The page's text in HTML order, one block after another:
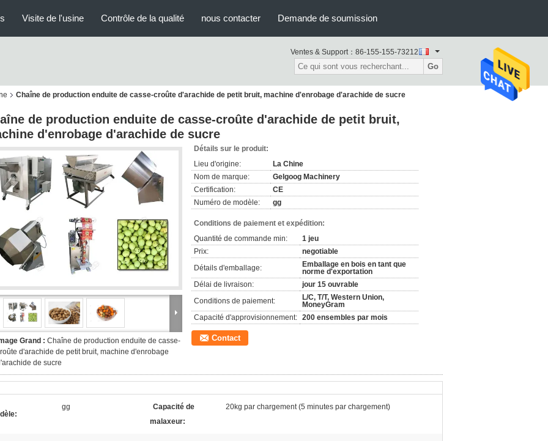
Visite de l'usine Contrôle de la qualité nous contacter Demande de soumission
Ventes & Support： 86-155-155-73212
Go
Chaîne de production enduite de casse-croûte d'arachide de petit bruit, machine d'enrobage d'arachide de sucre
de production enduite de casse-croûte d'arachide de petit bruit,
d'enrobage d'arachide de sucre
Grand : Chaîne de production enduite de casse-
d'arachide de petit bruit, machine d'enrobage
de sucre
Détails sur le produit:
Lieu d'origine:
La Chine
Nom de marque:
Gelgoog Machinery
Certification:
CE
Numéro de modèle:
gg
Conditions de paiement et expédition:
Quantité de commande min:
1 jeu
Prix:
negotiable
Détails d'emballage:
Emballage en bois en tant que
norme d'exportation
Délai de livraison:
jour 15 ouvrable
Conditions de paiement:
L/C, T/T, Western Union,
MoneyGram
Capacité d'approvisionnement: 200 ensembles par mois
Contact
gg
Capacité de
malaxeur:
20kg par chargement (5 minutes par chargement)